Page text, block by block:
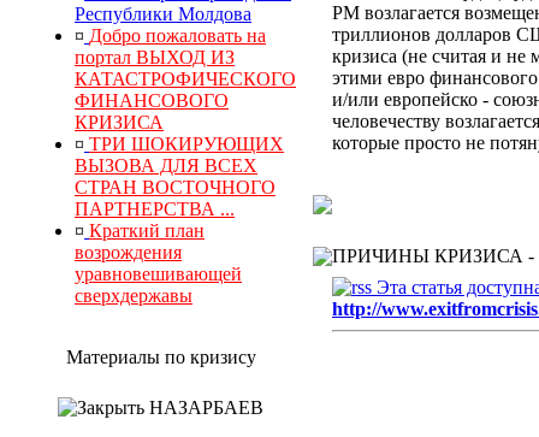
Республики Молдова
¤ Добро пожаловать на
портал ВЫХОД ИЗ
КАТАСТРОФИЧЕСКОГО
ФИНАНСОВОГО
КРИЗИСА
¤ ТРИ ШОКИРУЮЩИХ
ВЫЗОВА ДЛЯ ВСЕХ
СТРАН ВОСТОЧНОГО
ПАРТНЕРСТВА ...
¤ Краткий план
возрождения
уравновешивающей
сверхдержавы
Материалы по кризису
НАЗАРБАЕВ
РМ возлагается
триллионов долларов
кризиса (не считая и не
этими евро
и/или европейско -
человечеству
которые просто не
ПРИЧИНЫ КРИЗИСА -
Эта статья
http://